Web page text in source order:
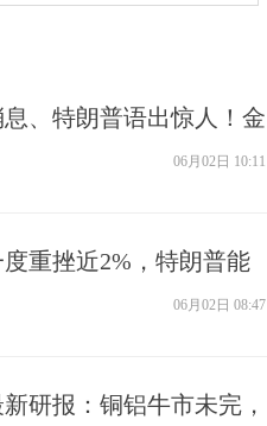
、特朗普语出惊人！金
06月02日 10:11
重挫近2%，特朗普能
06月02日 08:47
研报：铜铝牛市未完，